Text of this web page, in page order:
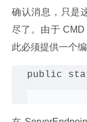
确认消息，只是
尽了。由于
此必须提供一个编
public